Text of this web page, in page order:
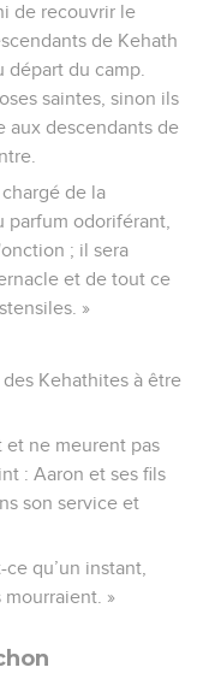
de recouvrir le
de Kehath
du camp.
saintes, sinon ils
aux descendants de
de la
odoriférant,
; il sera
et de tout ce
»
Kehathites à être
et ne meurent pas
: Aaron et ses fils
son service et
qu’un instant,
»